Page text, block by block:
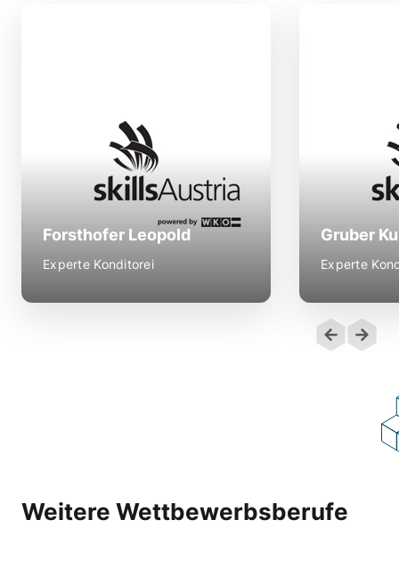
Forsthofer Leopold
Experte Konditorei
Erfolge als Experte:
Medallion for Excellence (
WS 2007
,
Thaler Verena
Gold (
WS 2009
Medallion for Excellence (
Gold (
WS 2011
,
Gruber
Experte
Wild
Bader
Thaler
)
Weitere Wettbewerbsberufe